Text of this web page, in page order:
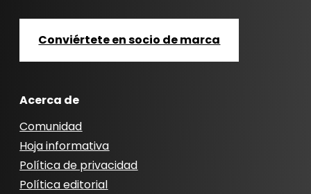
Conviértete en socio de marca
Acerca de
Comunidad
Hoja informativa
Política de privacidad
Política editorial